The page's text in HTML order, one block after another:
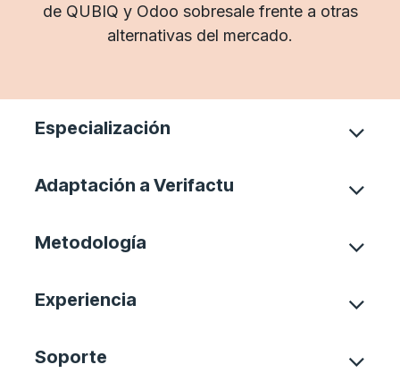
de QUBIQ y Odoo sobresale frente a otras
alternativas del mercado.
Especialización
Adaptación a Verifactu
Metodología
Experiencia
Soporte